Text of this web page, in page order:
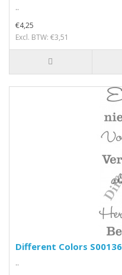
..
€4,25
Excl. BTW: €3,51
Different Colors
..